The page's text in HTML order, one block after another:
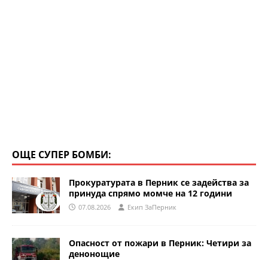
ОЩЕ СУПЕР БОМБИ:
Прокуратурата в Перник се задейства за
принуда спрямо момче на 12 години
07.08.2026 Eкип ЗаПерник
Опасност от пожари в Перник: Четири за
денонощие